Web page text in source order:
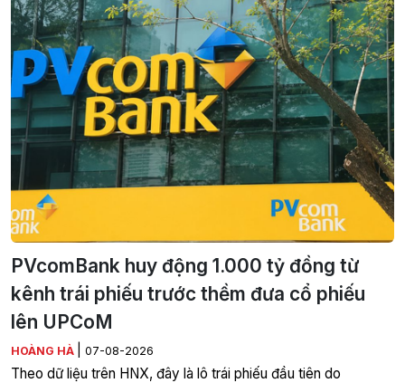
PVcomBank huy động 1.000 tỷ đồng từ
kênh trái phiếu trước thềm đưa cổ phiếu
lên UPCoM
HOÀNG HÀ 07-08-2026
Theo dữ liệu trên HNX, đây là lô trái phiếu đầu tiên do